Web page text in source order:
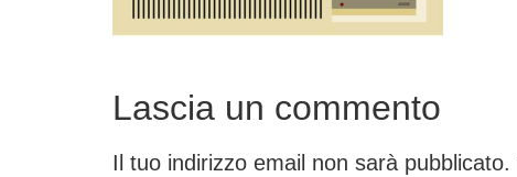
Lascia un commento
Il tuo indirizzo email non sarà pubblicato.